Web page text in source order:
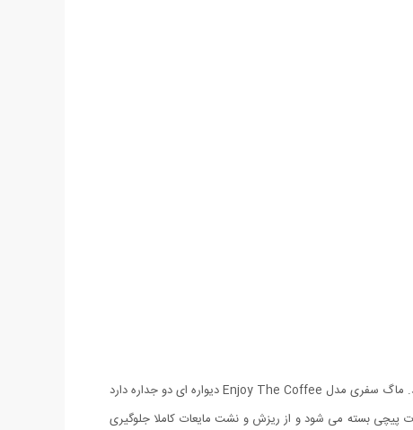
امروزه ماگهای دو جداره در طرح ها و سایزهای مختلف به وفور یافت می شوند.‌این ماگها چه در منزل یا محیط کار و چه به هنگام سفر به کار می آیند.‌ ماگ سفری مدل Enjoy The Coffee دیواره ای دو جداره دارد
بسته می شود و از ریزش و نشت مایعات کاملا جلوگیری